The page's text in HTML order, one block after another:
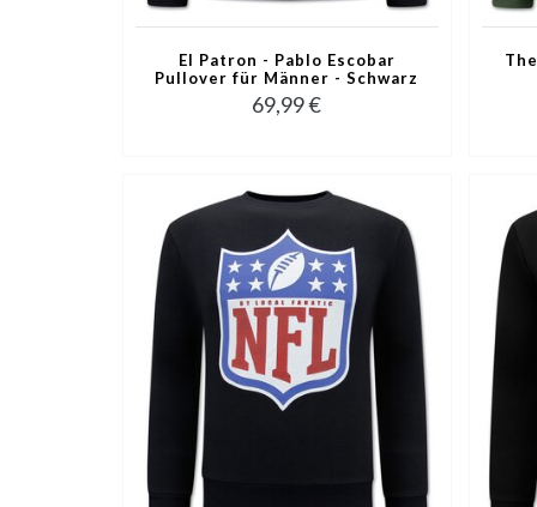
El Patron - Pablo Escobar
Pullover für Männer - Schwarz
69,99 €